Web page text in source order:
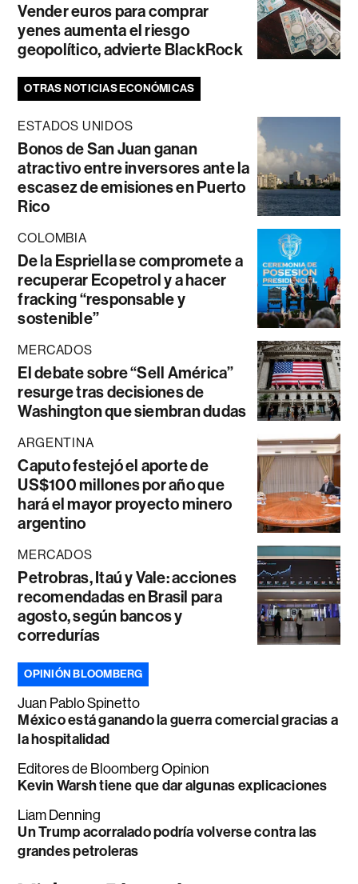
Vender euros para comprar
yenes aumenta el riesgo
geopolítico, advierte BlackRock
OTRAS NOTICIAS ECONÓMICAS
ESTADOS UNIDOS
Bonos de San Juan ganan
atractivo entre inversores ante la
escasez de emisiones en Puerto
Rico
COLOMBIA
De la Espriella se compromete a
recuperar Ecopetrol y a hacer
fracking “responsable y
sostenible”
MERCADOS
El debate sobre “Sell América”
resurge tras decisiones de
Washington que siembran dudas
ARGENTINA
Caputo festejó el aporte de
US$100 millones por año que
hará el mayor proyecto minero
argentino
MERCADOS
Petrobras, Itaú y Vale: acciones
recomendadas en Brasil para
agosto, según bancos y
corredurías
OPINIÓN BLOOMBERG
Juan Pablo Spinetto
México está ganando la guerra comercial gracias a
la hospitalidad
Editores de Bloomberg Opinion
Kevin Warsh tiene que dar algunas explicaciones
Liam Denning
Un Trump acorralado podría volverse contra las
grandes petroleras